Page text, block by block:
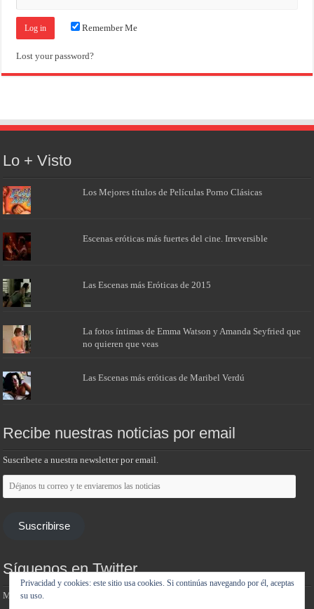
Remember Me
Lost your password?
Lo + Visto
Los Mejores títulos de Películas Porno Clásicas
Escenas eróticas más fuertes del cine. Irreversible
Las Escenas más Eróticas de 2015
La fotos íntimas de Emma Watson y Amanda Seyfried que
no quieren que veas
Las Escenas más eróticas de Maribel Verdú
Recibe nuestras noticias por email
Suscribete a nuestra newsletter por email.
Déjanos
tu
Suscribirse
Síguenos en Twitter
Mis tuits
Privacidad y cookies: este sitio usa cookies. Si continúas navegando por él, aceptas
su uso.